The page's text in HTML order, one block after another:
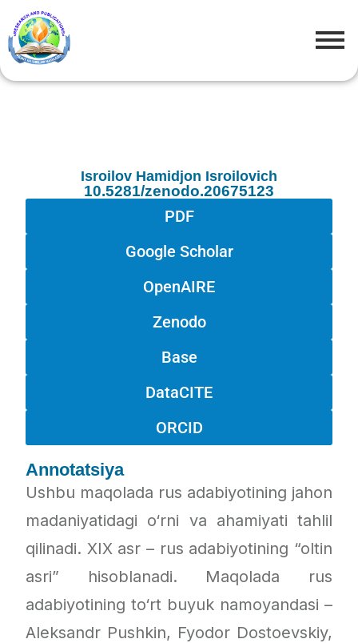
Isroilov Hamidjon Isroilovich
10.5281/zenodo.20675123
PDF
Google Scholar
OpenAIRE
Zenodo
Base
DataCITE
ORCID
Annotatsiya
Ushbu maqolada rus adabiyotining jahon
madaniyatidagi o‘rni va ahamiyati tahlil
qilinadi. XIX asr – rus adabiyotining “oltin
asri” hisoblanadi. Maqolada rus
adabiyotining to‘rt buyuk namoyandasi –
Aleksandr Pushkin, Fyodor Dostoevskiy,